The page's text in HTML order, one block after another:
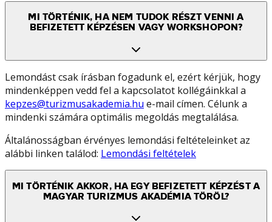
MI TÖRTÉNIK, HA NEM TUDOK RÉSZT VENNI A
BEFIZETETT KÉPZÉSEN VAGY WORKSHOPON?
Lemondást csak írásban fogadunk el, ezért kérjük, hogy
mindenképpen vedd fel a kapcsolatot kollégáinkkal a
kepzes@turizmusakademia.hu e-mail címen. Célunk a
mindenki számára optimális megoldás megtalálása.
Általánosságban érvényes lemondási feltételeinket az
alábbi linken találod: Lemondási feltételek
MI TÖRTÉNIK AKKOR, HA EGY BEFIZETETT KÉPZÉST A
MAGYAR TURIZMUS AKADÉMIA TÖRÖL?